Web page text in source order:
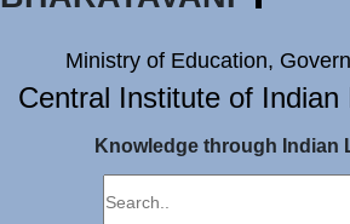
Ministry of Education,
Central Institute of
Knowledge through Indian